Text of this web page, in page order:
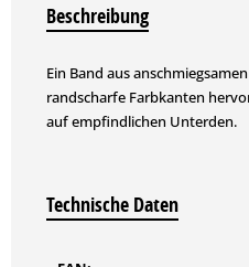
Beschreibung
Ein Band aus
randscharfe Farbkanten
auf empfindlichen Unterden.
Technische Daten